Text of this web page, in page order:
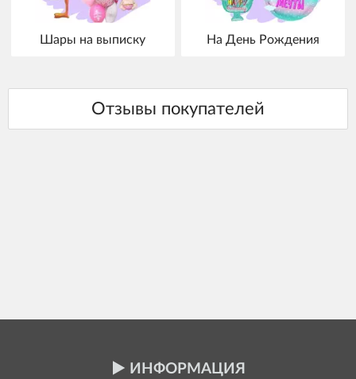
Шары на выписку На День Рождения
ИНФОРМАЦИЯ